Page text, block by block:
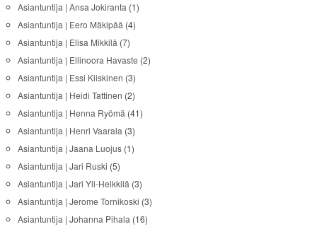
Asiantuntija | Ansa Jokiranta (1)
Asiantuntija | Eero Mäkipää (4)
Asiantuntija | Elisa Mikkilä (7)
Asiantuntija | Ellinoora Havaste (2)
Asiantuntija | Essi Kiiskinen (3)
Asiantuntija | Heidi Tattinen (2)
Asiantuntija | Henna Ryömä (41)
Asiantuntija | Henri Vaarala (3)
Asiantuntija | Jaana Luojus(1)
Asiantuntija | Jari Ruski (5)
Asiantuntija | Jari Yli-Heikkilä (3)
Asiantuntija | Jerome Tornikoski (3)
Asiantuntija | Johanna Pihala (16)